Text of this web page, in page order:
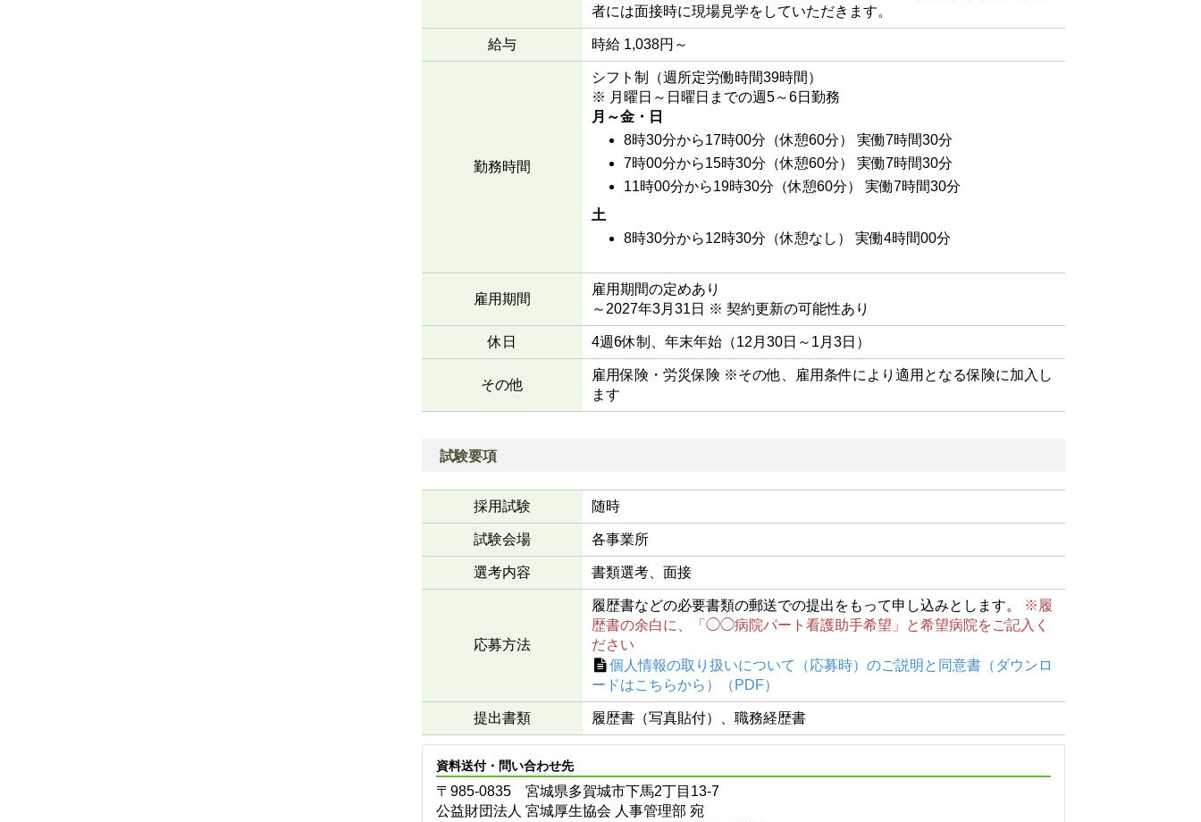
者には面接時に現場見学をしていただきます。
給与 時給 1,038円～
勤務時間
シフト制（週所定労働時間39時間）
※ 月曜日～日曜日までの週5～6日勤務
月～金・日
8時30分から17時00分（休憩60分） 実働7時間30分
7時00分から15時30分（休憩60分） 実働7時間30分
11時00分から19時30分（休憩60分） 実働7時間30分
土
8時30分から12時30分（休憩なし） 実働4時間00分
雇用期間
雇用期間の定めあり
～2027年3月31日 ※ 契約更新の可能性あり
休日 4週6休制、年末年始（12月30日～1月3日）
その他
雇用保険・労災保険 ※その他、雇用条件により適用となる保険に加入し
ます
試験要項
採用試験 随時
試験会場 各事業所
選考内容 書類選考、面接
応募方法
履歴書などの必要書類の郵送での提出をもって申し込みとします。
※履
歴書の余白に、「◯◯病院パート看護助手希望」と希望病院をご記入く
ださい
個人情報の取り扱いについて（応募時）のご説明と同意書（ダウンロ
ードはこちらから）
提出書類 履歴書（写真貼付）、職務経歴書
資料送付・問い合わせ先
〒985-0835 宮城県多賀城市下馬2丁目13-7
公益財団法人 宮城厚生協会 人事管理部 宛